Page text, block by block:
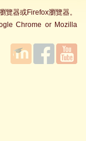
覽器或Firefox瀏覽器。
Chrome or Mozilla